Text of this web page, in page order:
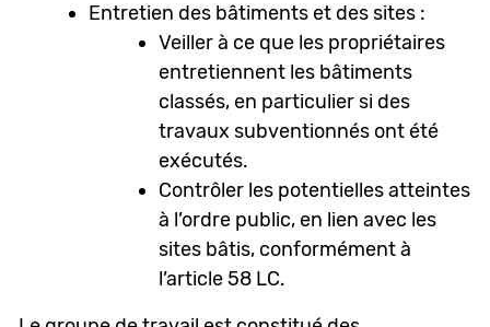
Entretien des bâtiments et des sites :
Veiller à ce que les propriétaires
entretiennent les bâtiments
classés, en particulier si des
travaux subventionnés ont été
exécutés.
Contrôler les potentielles atteintes
à l’ordre public, en lien avec les
sites bâtis, conformément à
l’article 58 LC.